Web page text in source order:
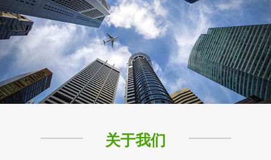
关于我们